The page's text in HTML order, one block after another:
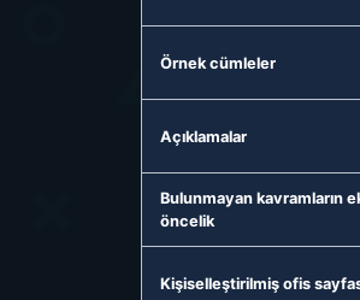
Örnek cümleler
Açıklamalar
Bulunmayan kavramların
öncelik
Kişiselleştirilmiş ofis